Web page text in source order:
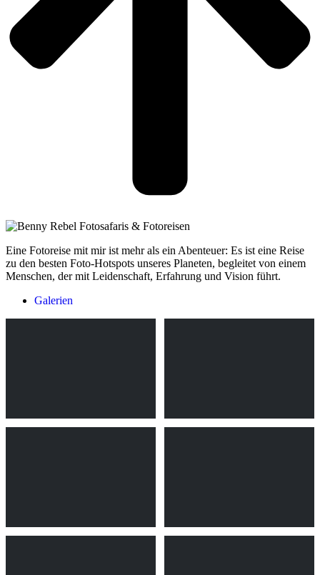
Eine Fotoreise mit mir ist mehr als ein Abenteuer: Es ist eine Reise
zu den besten Foto-Hotspots unseres Planeten, begleitet von einem
Menschen, der mit Leidenschaft, Erfahrung und Vision führt.
Galerien